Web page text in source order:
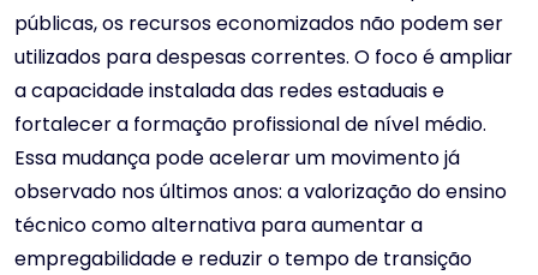
públicas, os recursos economizados não podem ser
utilizados para despesas correntes. O foco é ampliar
a capacidade instalada das redes estaduais e
fortalecer a formação profissional de nível médio.
Essa mudança pode acelerar um movimento já
observado nos últimos anos: a valorização do ensino
técnico como alternativa para aumentar a
empregabilidade e reduzir o tempo de transição